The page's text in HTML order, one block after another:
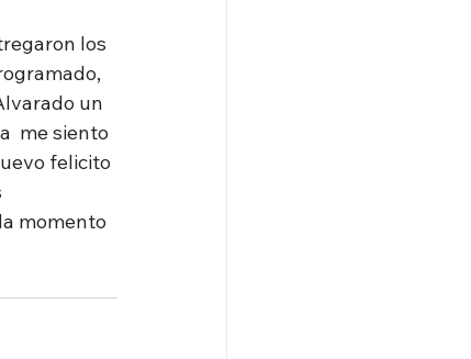
los
un
me siento
felicito
momento